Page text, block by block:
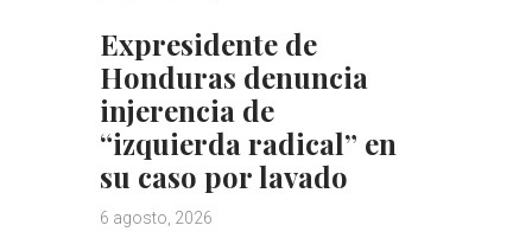
Expresidente de
Honduras denuncia
injerencia de
“izquierda radical” en
su caso por lavado
6 agosto, 2026